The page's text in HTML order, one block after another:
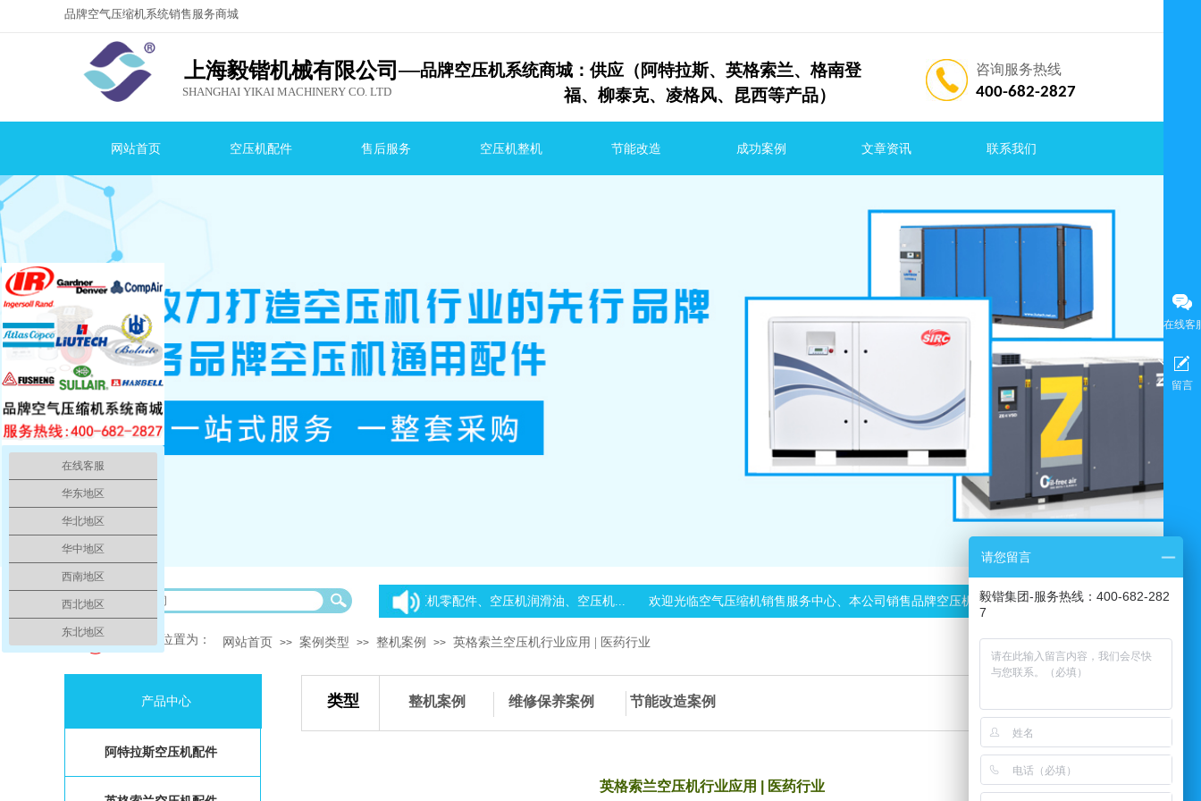
品牌空气压缩机系统销售服务商城
—品牌空压机系统商城：供应（阿特拉斯、英格索兰、格南登
福、 柳泰克、 凌格风、昆西等产品）
上海毅锴机械有限公司 咨询服务热线
400-682-2827
SHANGHAI YIKAI MACHINERY CO. LTD
网站首页 空压机配件 售后服务 空压机整机 节能改造 成功案例 文章资讯 联系我们
欢迎光临空气压缩机销售服务中心、本公司销售品牌空压机、空压机零配件、空压机润滑油、空压机... 欢迎光临空气压缩机销售服务中心、本公司销售品牌空压机、空压机零配件、空压机润滑油、空压机...
你的当前位置为： 网站首页 >> 案例类型 >> 整机案例 >> 英格索兰空压机行业应用 | 医药行业
产品中心 类型 整机案例 维修保养案例 节能改造案例
阿特拉斯空压机配件
英格索兰空压机行业应用 | 医药行业
在线客
留言
在线客服
华东地区
华北地区
华中地区
西南地区
西北地区
东北地区
请您留言
毅锴集团-服务热线：400-682-282